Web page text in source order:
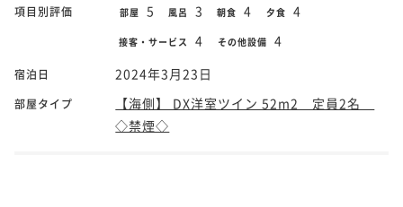
項目別評価 部屋 5 風呂 3 朝食 4 夕食 4
接客・サービス 4 その他設備 4
宿泊日 2024年3月23日
部屋タイプ
【海側】 DX洋室ツイン 52m2 定員2名
◇禁煙◇